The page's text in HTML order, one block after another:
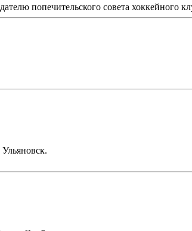
попечительского совета хоккейного